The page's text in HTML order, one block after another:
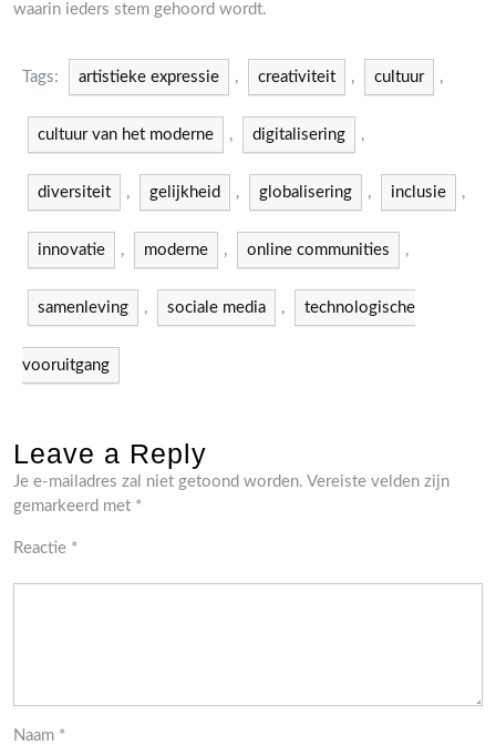
waarin ieders stem gehoord wordt.
Tags: artistieke expressie , creativiteit , cultuur ,
cultuur van het moderne , digitalisering ,
diversiteit , gelijkheid , globalisering , inclusie ,
innovatie , moderne , online communities ,
samenleving , sociale media , technologische
vooruitgang
Leave a Reply
Je e-mailadres zal niet getoond worden. Vereiste velden zijn
gemarkeerd met *
Reactie *
Naam *